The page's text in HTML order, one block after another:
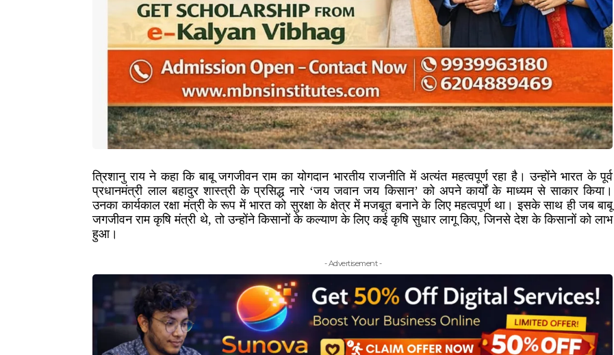
त्रिशानु राय ने कहा कि बाबू जगजीवन राम का योगदान भारतीय राजनीति में अत्यंत महत्वपूर्ण रहा है। उन्होंने भारत के पूर्व
प्रधानमंत्री लाल बहादुर शास्त्री के प्रसिद्ध नारे ‘जय जवान जय किसान’ को अपने कार्यों के माध्यम से साकार किया।
उनका कार्यकाल रक्षा मंत्री के रूप में भारत को सुरक्षा के क्षेत्र में मजबूत बनाने के लिए महत्वपूर्ण था। इसके साथ ही जब बाबू
जगजीवन राम कृषि मंत्री थे, तो उन्होंने किसानों के कल्याण के लिए कई कृषि सुधार लागू किए, जिनसे देश के किसानों को लाभ
हुआ।
- Advertisement -